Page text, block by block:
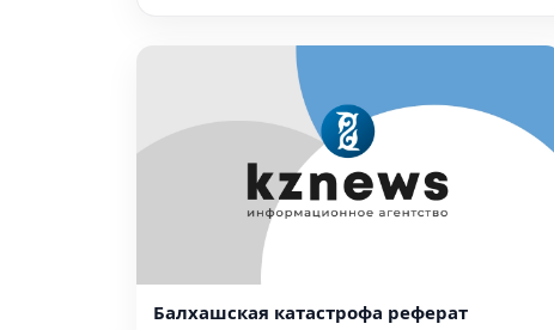
Балхашская катастрофа реферат